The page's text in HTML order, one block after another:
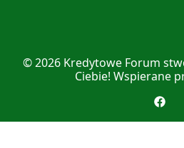
© 2026 Kredytowe Forum
Ciebie! Wspierane